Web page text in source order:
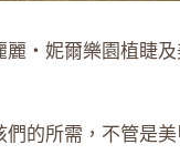
麗‧妮爾樂園植睫
的所需，不管是